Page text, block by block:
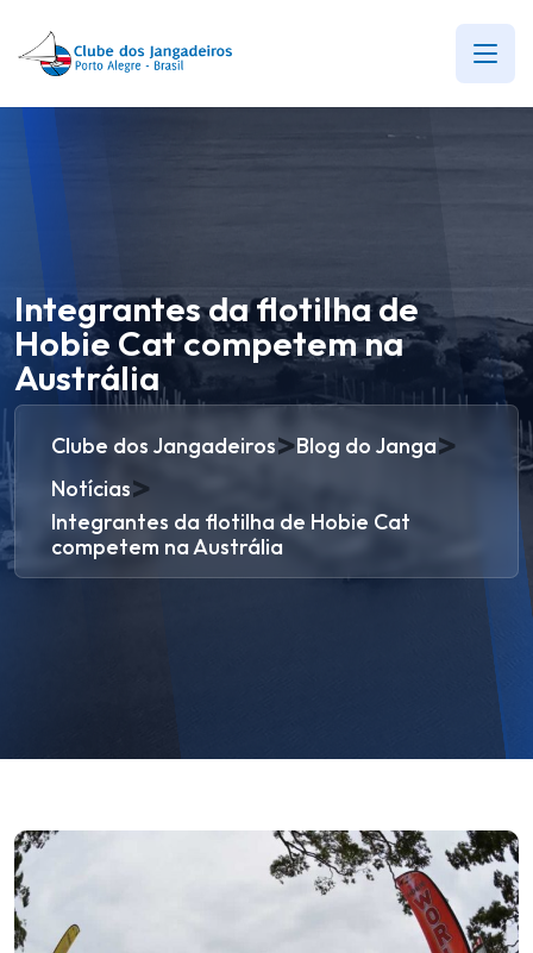
Integrantes da flotilha de
Hobie Cat competem na
Austrália
Clube dos Jangadeiros>Blog do Janga>
Notícias>
Integrantes da flotilha de Hobie Cat
competem na Austrália